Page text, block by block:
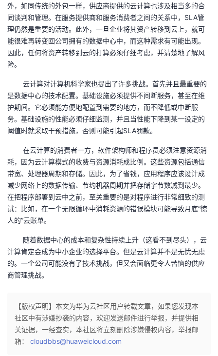
外，如同传统的外包一样，供应商提供的云计算也涉及相当多的合
同谈判和管理。在服务提供商和服务消费者之间的关系中，SLA管
理仍然是重要的活动。此外，一旦企业将其资产转移到云上，就可
能很难再转变回公司拥有的数据中心中，而这种需求有可能出现。
因此，任何将资产转移到云的打算必须仔细考虑，并清楚地了解风
险。
云计算对计算机科学家也提出了许多挑战。首先并且最重要的
是数据中心的技术配置。基础设施必须提供不间断服务，甚至在维
护期间。它必须能方便地配置到需要的地方，而不降低或中断服
务。基础设施的性能必须仔细监测，并且当性能下降到某一设定的
阈值时就采取干预措施，否则可能引起SLA罚款。
在云计算的消费者一方，软件架构师和程序员必须注意资源消
耗，因为云计算模式的收费与资源消耗成比例。这些资源包括通信
带宽、处理器周期和存储。因此，为了省钱，应用程序应该设计成
减少网络上的数据传输、节约机器周期并把存储字节数减到最少。
在把程序部署到云中之前，至关重要的是对程序进行非常细致的测
试：比如，在一个无限循环中消耗资源的错误模块可能导致月底“惊
人的”云账单。
随着数据中心的成本和复杂性持续上升（这看不到尽头），云
计算肯定会成为中小企业的选择平台。但是云计算并不是无忧无虑
的。一个公司可能没有了技术挑战，但又会面临更令人苦恼的供应
商管理挑战。
【版权声明】本文为华为云社区用户转载文章，如果您发现本
社区中有涉嫌抄袭的内容，欢迎发送邮件进行举报，并提供相
关证据，一经查实，本社区将立刻删除涉嫌侵权内容，举报邮
箱： cloudbbs@huaweicloud.com